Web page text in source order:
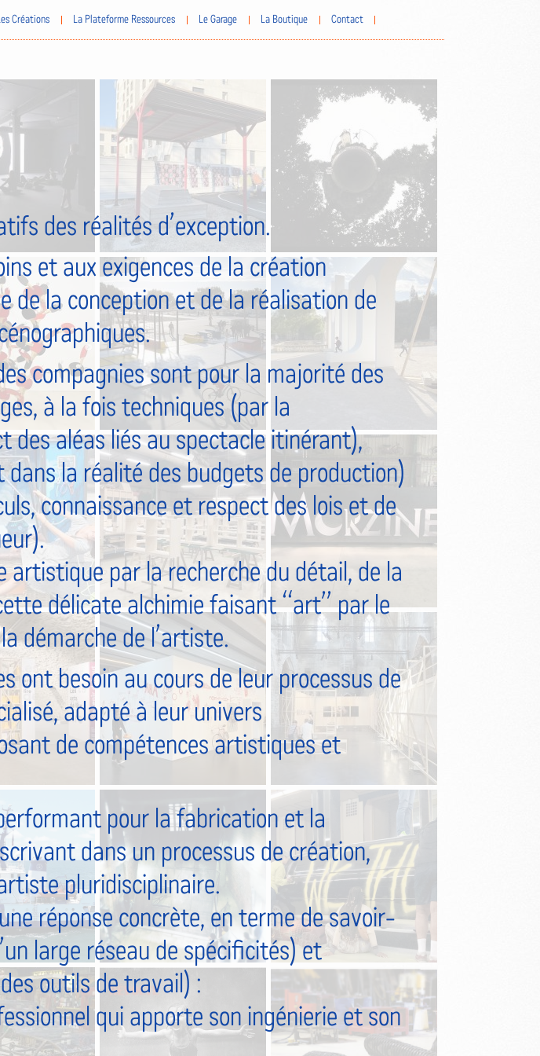
Créations La Plateforme Ressources Le Garage La Boutique Contact
des réalités d’exception.
et aux exigences de la création
de la conception et de la réalisation de
compagnies sont pour la majorité des
à la fois techniques (par la
des aléas liés au spectacle itinérant),
dans la réalité des budgets de production)
connaissance et respect des lois et de
artistique par la recherche du détail, de la
délicate alchimie faisant “art” par le
démarche de l’artiste.
ont besoin au cours de leur processus de
adapté à leur univers
de compétences artistiques et
pour la fabrication et la
dans un processus de création,
pluridisciplinaire.
réponse concrète, en terme de savoir-
large réseau de spécificités) et
outils de travail) :
qui apporte son ingénierie et son